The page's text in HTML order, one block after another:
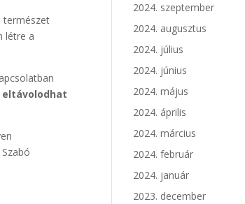
természet
létre a
2024. szeptember
2024. augusztus
2024. július
2024. június
2024. május
2024. április
2024. március
2024. február
2024. január
2023. december